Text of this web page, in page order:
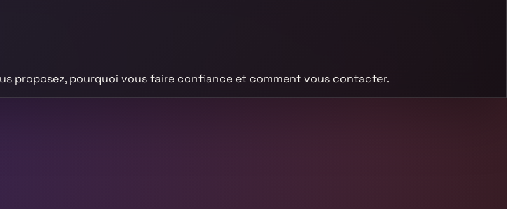
proposez, pourquoi vous faire confiance et comment vous contacter.